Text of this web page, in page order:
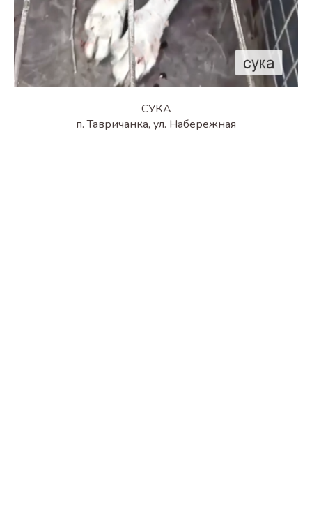
СУКА
п. Тавричанка, ул. Набережная